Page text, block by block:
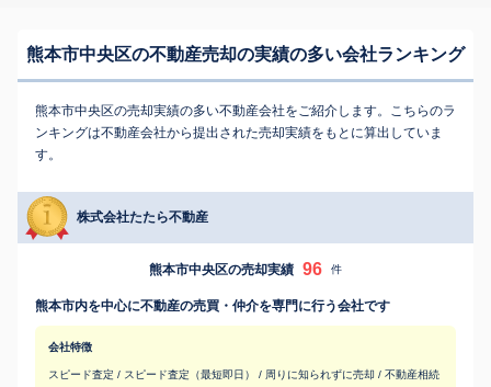
熊本市中央区の不動産売却の実績の多い会社ランキング
熊本市中央区の売却実績の多い不動産会社をご紹介します。こちらのラ
ンキングは不動産会社から提出された売却実績をもとに算出していま
す。
株式会社たたら不動産
熊本市中央区の売却実績 96 件
熊本市内を中心に不動産の売買・仲介を専門に行う会社です
会社特徴
スピード査定 / スピード査定（最短即日） / 周りに知られずに売却 / 不動産相続